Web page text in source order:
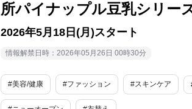
所パイナップル豆乳シリー
2026年5月18日(月)スタート
情報解禁日時：2026年05月26日 00時30分
#美容/健康 #ファッション #スキンケア